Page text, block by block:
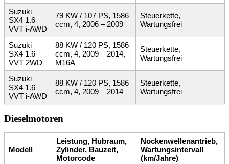
Suzuki
SX4 1.6
VVT i-AWD
79 KW / 107 PS, 1586
ccm, 4, 2006 – 2009
Steuerkette,
Wartungsfrei
Suzuki
SX4 1.6
VVT 2WD
88 KW / 120 PS, 1586
ccm, 4, 2009 – 2014,
M16A
Steuerkette,
Wartungsfrei
Suzuki
SX4 1.6
VVT i-AWD
88 KW / 120 PS, 1586
ccm, 4, 2009 – 2014
Steuerkette,
Wartungsfrei
Dieselmotoren
Modell
Leistung, Hubraum,
Zylinder, Bauzeit,
Motorcode
Nockenwellenantrieb,
Wartungsintervall
(km/Jahre)